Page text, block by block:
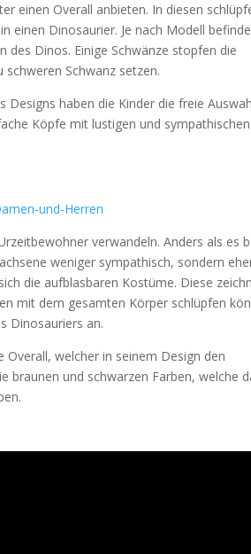
einen Overall anbieten. In diesen
einen Dinosaurier. Je nach Modell
des Dinos. Einige Schwänze stopfen die
Schwanz setzen.
haben die Kinder die freie
Köpfe mit lustigen und sympathischen
verwandeln. Anders als es
weniger sympathisch, sondern
die aufblasbaren Kostüme. Diese
mit dem gesamten Körper schlüpfen
Dinosauriers an.
welcher in seinem Design den
braunen und schwarzen Farben, welche